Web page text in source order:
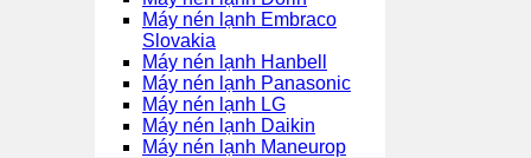
Máy nén lạnh Embraco
Slovakia
Máy nén lạnh Hanbell
Máy nén lạnh Panasonic
Máy nén lạnh LG
Máy nén lạnh Daikin
Máy nén lạnh Maneurop